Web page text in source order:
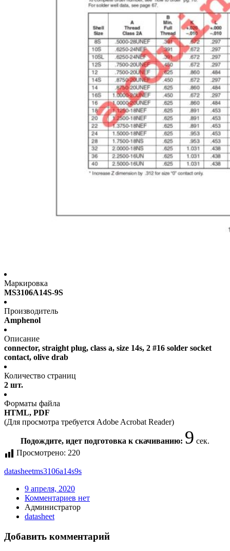
Маркировка
MS3106A14S-9S
Производитель
Amphenol
Описание
connector, straight plug, class a, size 14s, 2 #16 solder socket
contact, olive drab
Количество страниц
2 шт.
Форматы файла
HTML, PDF
(Для просмотра требуется Adobe Acrobat Reader)
Подождите, идет подготовка к скачиванию: 9 сек.
Просмотрено: 220
datasheetms3106a14s9s
9 апреля, 2020
Комментариев нет
Администратор
datasheet
Добавить комментарий